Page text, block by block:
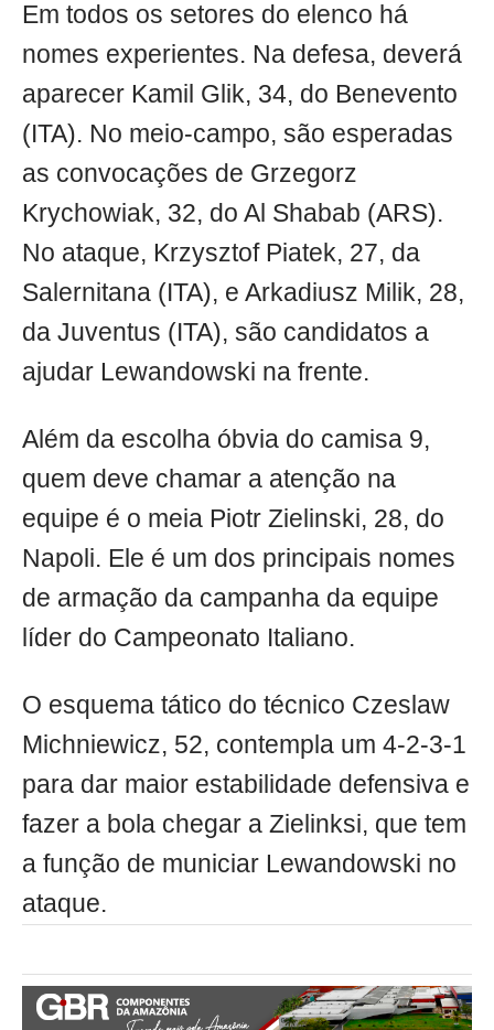
Em todos os setores do elenco há
nomes experientes. Na defesa, deverá
aparecer Kamil Glik, 34, do Benevento
(ITA). No meio-campo, são esperadas
as convocações de Grzegorz
Krychowiak, 32, do Al Shabab (ARS).
No ataque, Krzysztof Piatek, 27, da
Salernitana (ITA), e Arkadiusz Milik, 28,
da Juventus (ITA), são candidatos a
ajudar Lewandowski na frente.
Além da escolha óbvia do camisa 9,
quem deve chamar a atenção na
equipe é o meia Piotr Zielinski, 28, do
Napoli. Ele é um dos principais nomes
de armação da campanha da equipe
líder do Campeonato Italiano.
O esquema tático do técnico Czeslaw
Michniewicz, 52, contempla um 4-2-3-1
para dar maior estabilidade defensiva e
fazer a bola chegar a Zielinksi, que tem
a função de municiar Lewandowski no
ataque.